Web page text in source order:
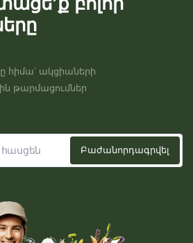
հիմա՝ ակցիաների
թարմացումներ